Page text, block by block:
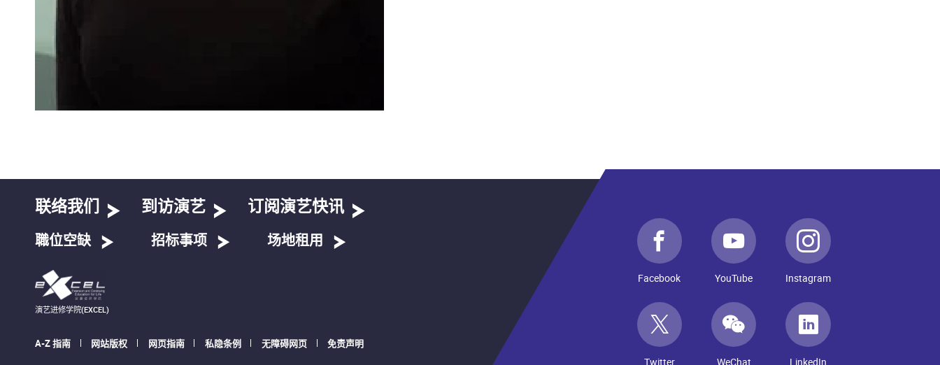
联络我们 到访演艺 订阅演艺快讯
職位空缺 招标事项 场地租用
演艺进修学院(EXCEL)
A-Z 指南 网站版权 网页指南 私隐条例 无障碍网页 免责声明
Facebook YouTube Instagram
Twitter WeChat LinkedIn